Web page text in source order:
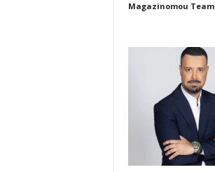
u
Magazinomou Team